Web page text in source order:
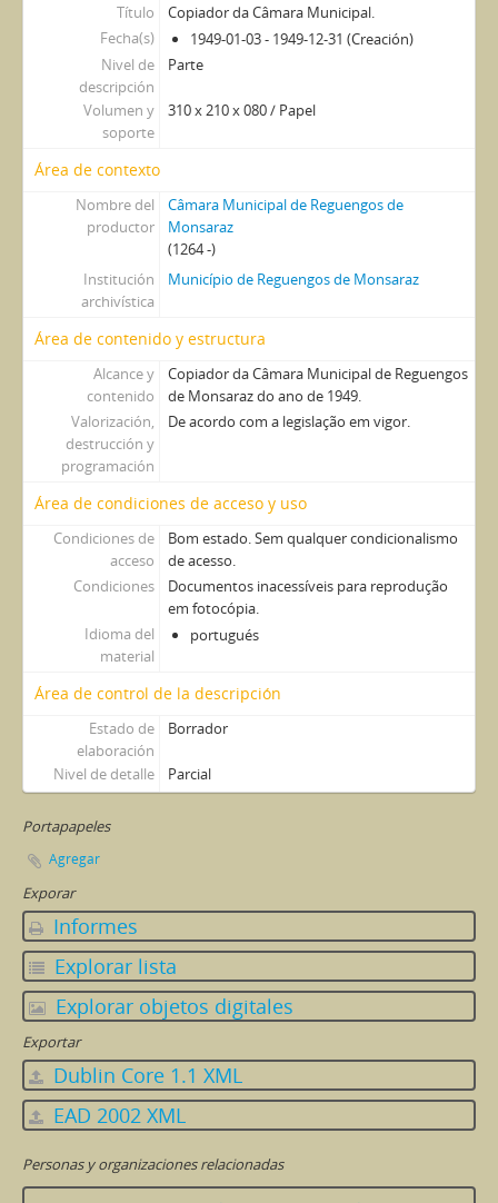
Título
Copiador da Câmara Municipal.
Fecha(s)
1949-01-03 - 1949-12-31 (Creación)
Nivel de
descripción
Parte
Volumen y
soporte
310 x 210 x 080 / Papel
Área de contexto
Nombre del
productor
Câmara Municipal de Reguengos de
Monsaraz
(1264 -)
Institución
archivística
Município de Reguengos de Monsaraz
Área de contenido y estructura
Alcance y
contenido
Copiador da Câmara Municipal de Reguengos
de Monsaraz do ano de 1949.
Valorización,
destrucción y
programación
De acordo com a legislação em vigor.
Área de condiciones de acceso y uso
Condiciones de
acceso
Bom estado. Sem qualquer condicionalismo
de acesso.
Condiciones
Documentos inacessíveis para reprodução
em fotocópia.
Idioma del
material
portugués
Área de control de la descripción
Estado de
elaboración
Borrador
Nivel de detalle Parcial
Portapapeles
Agregar
Exporar
Informes
Explorar lista
Explorar objetos digitales
Exportar
Dublin Core 1.1 XML
EAD 2002 XML
Personas y organizaciones relacionadas